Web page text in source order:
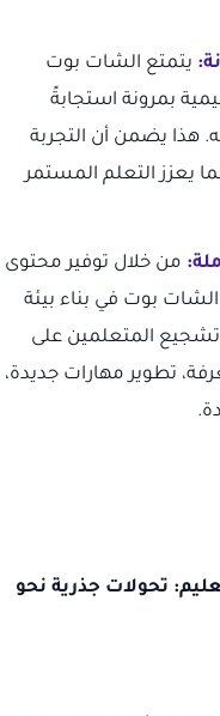
يتمتع الشات بوت
بمرونة استجابةً
هذا يضمن أن التجربة
يعزز التعلم المستمر
من خلال توفير محتوى
بوت في بناء بيئة
المتعلمين على
تطوير مهارات جديدة،
تحولات جذرية نحو